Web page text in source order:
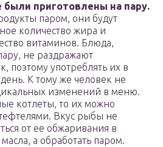
приготовлены на пару.
паром, они будут
количество жира и
витаминов. Блюда,
не раздражают
поэтому употреблять их в
К тому же человек не
изменений в меню.
котлеты, то их можно
Вкус рыбы не
от ее обжаривания в
а обработать паром.